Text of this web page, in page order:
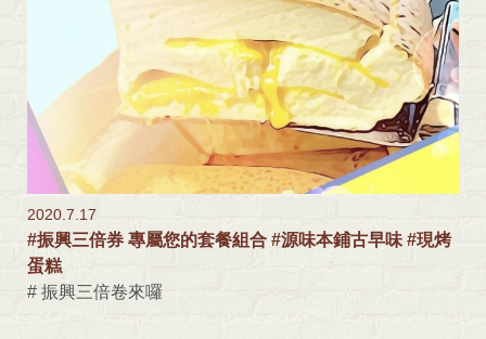
2020.7.17
#振興三倍券 專屬您的套餐組合 #源味本鋪古早味 #現烤
蛋糕
# 振興三倍卷來囉